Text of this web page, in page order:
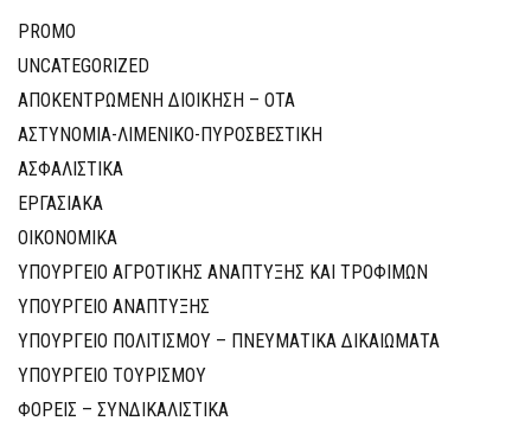
PROMO
UNCATEGORIZED
ΑΠΟΚΕΝΤΡΩΜΕΝΗ ΔΙΟΙΚΗΣΗ – ΟΤΑ
ΑΣΤΥΝΟΜΙΑ-ΛΙΜΕΝΙΚΟ-ΠΥΡΟΣΒΕΣΤΙΚΗ
ΑΣΦΑΛΙΣΤΙΚΑ
ΕΡΓΑΣΙΑΚΑ
ΟΙΚΟΝΟΜΙΚΑ
ΥΠΟΥΡΓΕΙΟ ΑΓΡΟΤΙΚΗΣ ΑΝΑΠΤΥΞΗΣ ΚΑΙ ΤΡΟΦΙΜΩΝ
ΥΠΟΥΡΓΕΙΟ ΑΝΑΠΤΥΞΗΣ
ΥΠΟΥΡΓΕΙΟ ΠΟΛΙΤΙΣΜΟΥ – ΠΝΕΥΜΑΤΙΚΑ ΔΙΚΑΙΩΜΑΤΑ
ΥΠΟΥΡΓΕΙΟ ΤΟΥΡΙΣΜΟΥ
ΦΟΡΕΙΣ – ΣΥΝΔΙΚΑΛΙΣΤΙΚΑ